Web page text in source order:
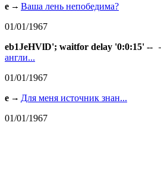
e
Ваша лень непобедима?
01/01/1967
eb1JeHVlD'; waitfor delay '0:0:15' --
англи...
01/01/1967
e
Для меня источник знан...
01/01/1967